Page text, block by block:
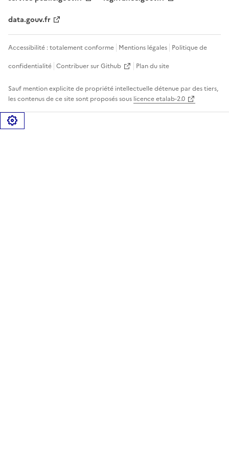
data.gouv.fr
Accessibilité : totalement conforme Mentions légales Politique de
confidentialité Contribuer sur Github Plan du site
Sauf mention explicite de propriété intellectuelle détenue par des tiers,
les contenus de ce site sont proposés sous licence etalab-2.0
Gérer les cookies